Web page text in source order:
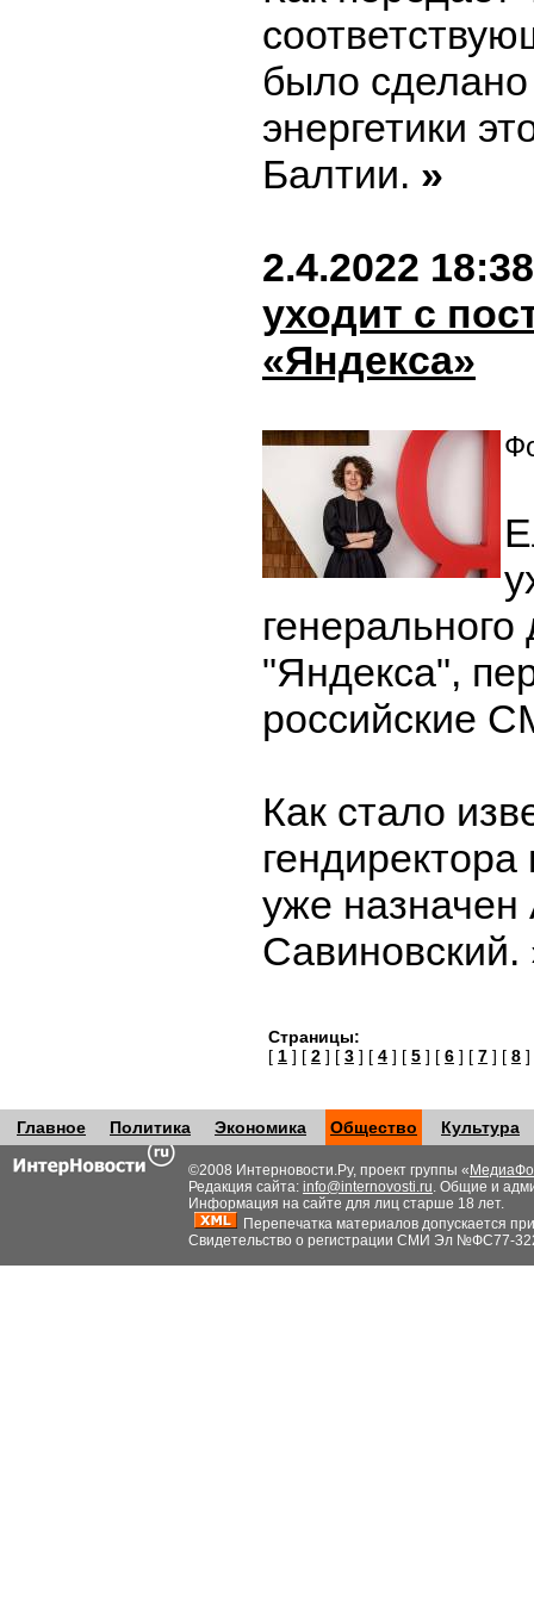
было
энергетики
Балтии. »
2.4.2022 18:38
уходит с
«Яндекса»
генерального
"Яндекса",
российские
Как стало
уже назначен
Савиновский.
Страницы:
[ 1 ] [ 2 ] [ 3 ] [ 4 ] [ 5 ] [ 6 ] [ 7 ] [ 8 ]
Главное Политика Экономика Общество Культура
©2008 Интерновости.Ру, проект группы «
Редакция сайта: info@internovosti.ru. Общие и
Информация на сайте для лиц старше 18 лет.
Перепечатка материалов допускается
Свидетельство о регистрации СМИ Эл №ФС77-